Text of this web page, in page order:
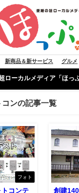
新商品＆新サービス グルメ
ローカルメディア「ほっ
ンの記事一覧
フォト
トコンテ
創建